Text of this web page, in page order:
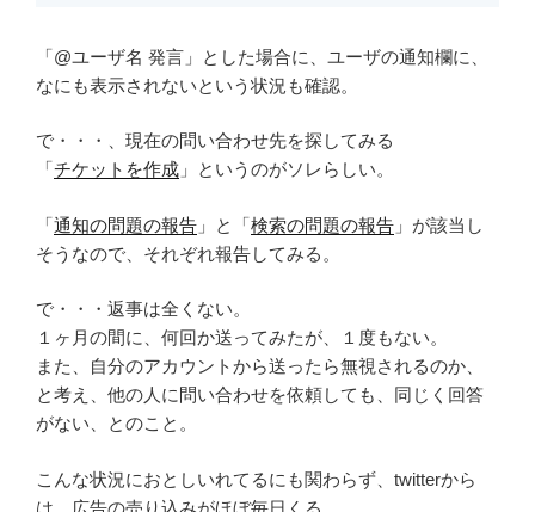
「@ユーザ名 発言」とした場合に、ユーザの通知欄に、
なにも表示されないという状況も確認。
で・・・、現在の問い合わせ先を探してみる
「チケットを作成 」というのがソレらしい。
「通知の問題の報告 」と「検索の問題の報告 」が該当し
そうなので、それぞれ報告してみる。
で・・・返事は全くない。
１ヶ月の間に、何回か送ってみたが、１度もない。
また、自分のアカウントから送ったら無視されるのか、
と考え、他の人に問い合わせを依頼しても、同じく回答
がない、とのこと。
こんな状況におとしいれてるにも関わらず、twitterから
は、広告の売り込みがほぼ毎日くる。